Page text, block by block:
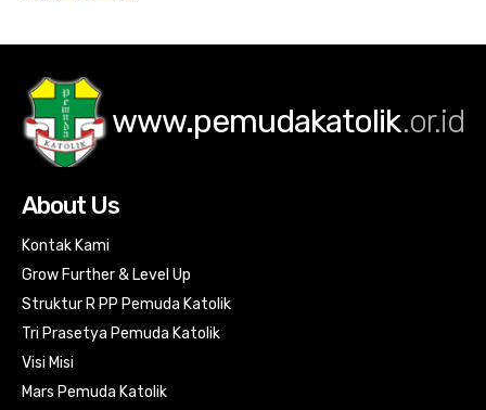
www.pemudakatolik.or.id
About Us
Kontak Kami
Grow Further & Level Up
Struktur R PP Pemuda Katolik
Tri Prasetya Pemuda Katolik
Visi Misi
Mars Pemuda Katolik